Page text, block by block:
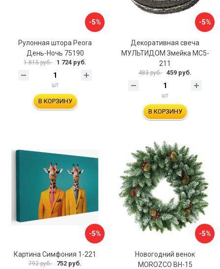
-5%
Рулонная штора Peora
День-Ночь 75190
1 815 руб. 1 724 руб.
шт
В КОРЗИНУ
-5%
Декоративная свеча
МУЛЬТИДОМ Змейка МС5-
211
483 руб. 459 руб.
шт
В КОРЗИНУ
-5%
Картина Симфония 1-221
792 руб. 752 руб.
-5%
Новогодний венок
MOROZCO ВН-15